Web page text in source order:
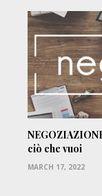
ciò che vuoi
MARCH 17, 2022